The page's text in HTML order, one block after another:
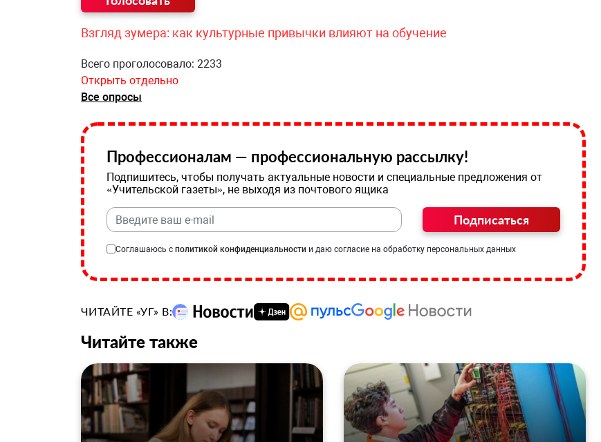
Взгляд зумера: как культурные привычки влияют на обучение
Всего проголосовало: 2233
Открыть отдельно
Все опросы
Профессионалам — профессиональную рассылку!
Подпишитесь, чтобы получать актуальные новости и специальные предложения от
«Учительской газеты», не выходя из почтового ящика
Подписаться
Соглашаюсь с политикой конфиденциальности и даю согласие на обработку персональных данных
ЧИТАЙТЕ «УГ» В:
Читайте также